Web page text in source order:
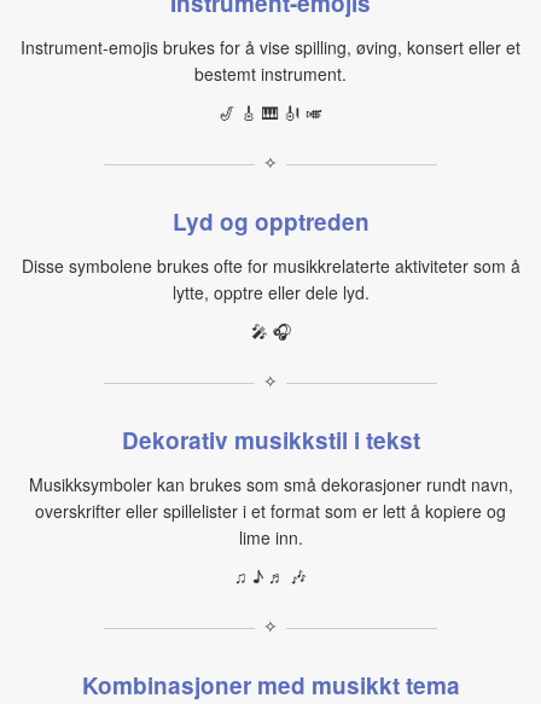
Instrument-emojis brukes for å vise spilling, øving, konsert eller et
bestemt instrument.
🎷 🎸 🎹 🎻 🎺
✧
Lyd og opptreden
Disse symbolene brukes ofte for musikkrelaterte aktiviteter som å
lytte, opptre eller dele lyd.
🎤 🎧
✧
Dekorativ musikkstil i tekst
Musikksymboler kan brukes som små dekorasjoner rundt navn,
overskrifter eller spillelister i et format som er lett å kopiere og
lime inn.
♫ ♪ ♬ 🎶
✧
Kombinasjoner med musikkt tema